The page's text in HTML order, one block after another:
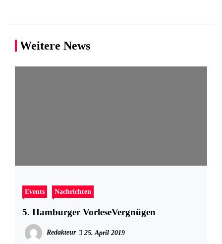
Weitere News
Events Nachrichten
5. Hamburger VorleseVergnügen
Redakteur 25. April 2019